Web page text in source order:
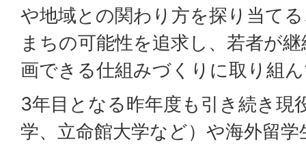
や地域との関わり方を探り当て
まちの可能性を追求し、若者が
画できる仕組みづくりに取り組
3年目となる昨年度も引き続き現
学、立命館大学など）や海外留